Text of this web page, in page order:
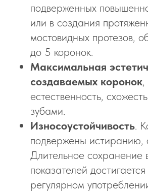
подверженных
или в создания
мостовидных протезов,
до 5 коронок.
Максимальная
создаваемых коронок,
естественность,
зубами.
Износоустойчивость.
подвержены истиранию,
Длительное сохранение
показателей
регулярном